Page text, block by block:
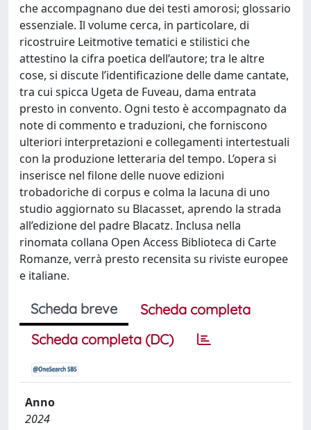
che accompagnano due dei testi amorosi; glossario
essenziale. Il volume cerca, in particolare, di
ricostruire Leitmotive tematici e stilistici che
attestino la cifra poetica dell’autore; tra le altre
cose, si discute l’identificazione delle dame cantate,
tra cui spicca Ugeta de Fuveau, dama entrata
presto in convento. Ogni testo è accompagnato da
note di commento e traduzioni, che forniscono
ulteriori interpretazioni e collegamenti intertestuali
con la produzione letteraria del tempo. L’opera si
inserisce nel filone delle nuove edizioni
trobadoriche di corpus e colma la lacuna di uno
studio aggiornato su Blacasset, aprendo la strada
all’edizione del padre Blacatz. Inclusa nella
rinomata collana Open Access Biblioteca di Carte
Romanze, verrà presto recensita su riviste europee
e italiane.
Scheda breve
Scheda completa
Scheda completa (DC)
Anno
2024